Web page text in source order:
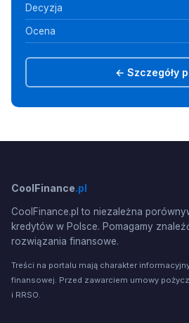
Decyzja
Ocena
← Szczegóły
CoolFinance.pl
CoolFinance.pl to niezależna
kredytów w Polsce. Pomagamy
rozwiązania finansowe.
Treści na portalu mają charakter
finansowej. Przed zawarciem umowy
i RRSO.